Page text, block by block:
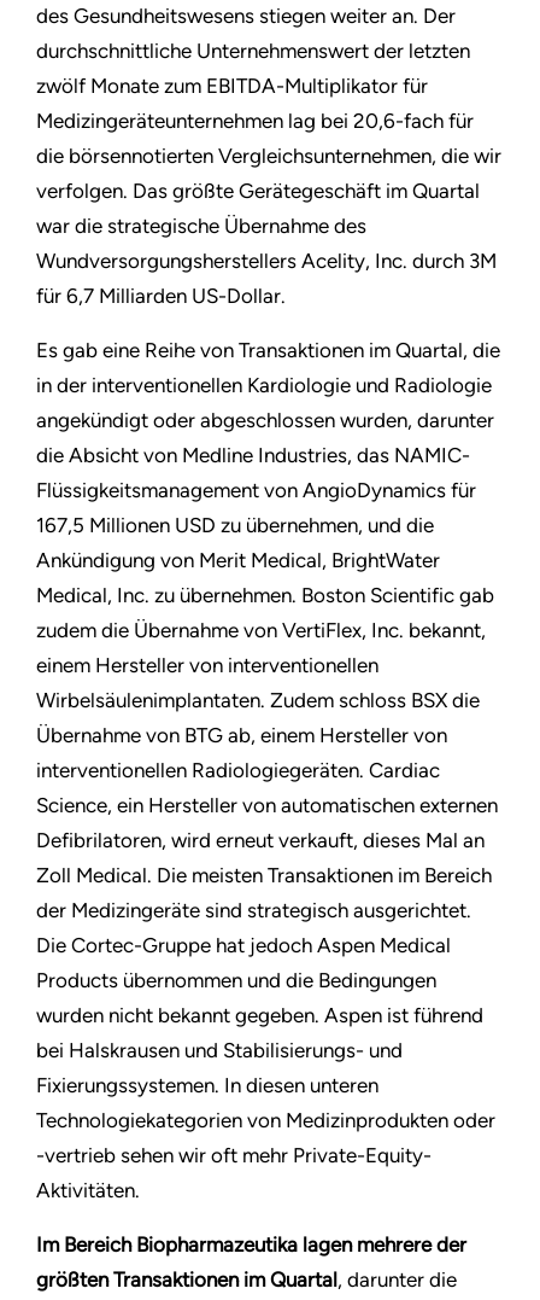
des Gesundheitswesens stiegen weiter an. Der
durchschnittliche Unternehmenswert der letzten
zwölf Monate zum EBITDA-Multiplikator für
Medizingeräteunternehmen lag bei 20,6-fach für
die börsennotierten Vergleichsunternehmen, die wir
verfolgen. Das größte Gerätegeschäft im Quartal
war die strategische Übernahme des
Wundversorgungsherstellers Acelity, Inc. durch 3M
für 6,7 Milliarden US-Dollar.
Es gab eine Reihe von Transaktionen im Quartal, die
in der interventionellen Kardiologie und Radiologie
angekündigt oder abgeschlossen wurden, darunter
die Absicht von Medline Industries, das NAMIC-
Flüssigkeitsmanagement von AngioDynamics für
167,5 Millionen USD zu übernehmen, und die
Ankündigung von Merit Medical, BrightWater
Medical, Inc. zu übernehmen. Boston Scientific gab
zudem die Übernahme von VertiFlex, Inc. bekannt,
einem Hersteller von interventionellen
Wirbelsäulenimplantaten. Zudem schloss BSX die
Übernahme von BTG ab, einem Hersteller von
interventionellen Radiologiegeräten. Cardiac
Science, ein Hersteller von automatischen externen
Defibrilatoren, wird erneut verkauft, dieses Mal an
Zoll Medical. Die meisten Transaktionen im Bereich
der Medizingeräte sind strategisch ausgerichtet.
Die Cortec-Gruppe hat jedoch Aspen Medical
Products übernommen und die Bedingungen
wurden nicht bekannt gegeben. Aspen ist führend
bei Halskrausen und Stabilisierungs- und
Fixierungssystemen. In diesen unteren
Technologiekategorien von Medizinprodukten oder
-vertrieb sehen wir oft mehr Private-Equity-
Aktivitäten.
Im Bereich Biopharmazeutika lagen mehrere der
größten Transaktionen im Quartal, darunter die